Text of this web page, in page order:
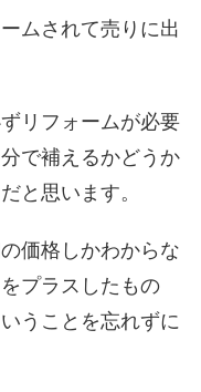
ムされて売りに出
リフォームが必要
で補えるかどうか
と思います。
価格しかわからな
プラスしたもの
うことを忘れずに